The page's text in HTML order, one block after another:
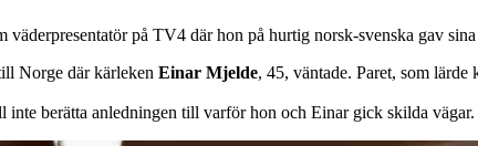
på TV4 där hon på hurtig norsk-svenska gav sina
Norge där kärleken Einar Mjelde, 45, väntade. Paret, som
inte berätta anledningen till varför hon och Einar gick skilda vägar.